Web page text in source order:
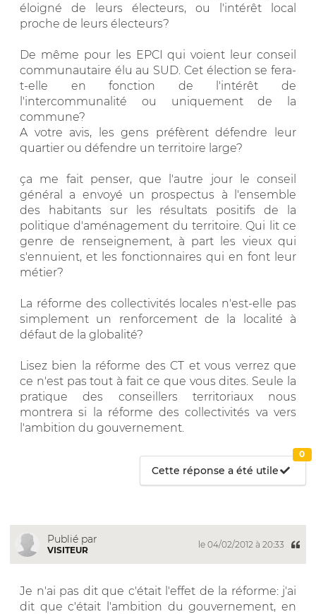
éloigné de leurs électeurs, ou l'intérêt local
proche de leurs électeurs?
De même pour les EPCI qui voient leur conseil
communautaire élu au SUD. Cet élection se fera-
t-elle en fonction de l'intérêt de
l'intercommunalité ou uniquement de la
commune?
A votre avis, les gens préfèrent défendre leur
quartier ou défendre un territoire large?
ça me fait penser, que l'autre jour le conseil
général a envoyé un prospectus à l'ensemble
des habitants sur les résultats positifs de la
politique d'aménagement du territoire. Qui lit ce
genre de renseignement, à part les vieux qui
s'ennuient, et les fonctionnaires qui en font leur
métier?
La réforme des collectivités locales n'est-elle pas
simplement un renforcement de la localité à
défaut de la globalité?
Lisez bien la réforme des CT et vous verrez que
ce n'est pas tout à fait ce que vous dites. Seule la
pratique des conseillers territoriaux nous
montrera si la réforme des collectivités va vers
l'ambition du gouvernement.
Cette réponse a été utile
0
Publié par
VISITEUR
le 04/02/2012 à 20:33
Je n'ai pas dit que c'était l'effet de la réforme: j'ai
dit que c'était l'ambition du gouvernement, en